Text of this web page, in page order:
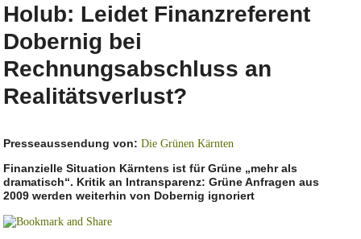
Holub: Leidet Finanzreferent
Dobernig bei
Rechnungsabschluss an
Realitätsverlust?
Presseaussendung von:Die Grünen Kärnten
Finanzielle Situation Kärntens ist für Grüne „mehr als
dramatisch“. Kritik an Intransparenz: Grüne Anfragen aus
2009 werden weiterhin von Dobernig ignoriert